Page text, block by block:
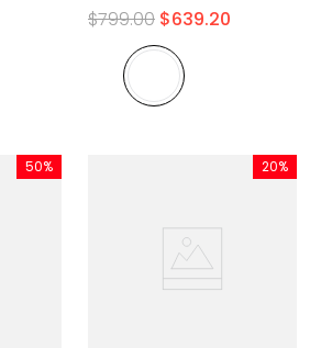
$799.00 $639.20
50% 20%